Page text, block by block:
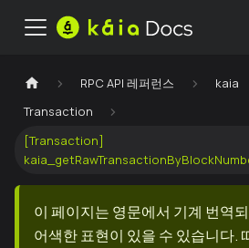
RPC API 레퍼런스
kaia
Transaction
[Transaction]
이 페이지는 영문에서 기계 번역
어색한 표현이 있을 수 있습니다.